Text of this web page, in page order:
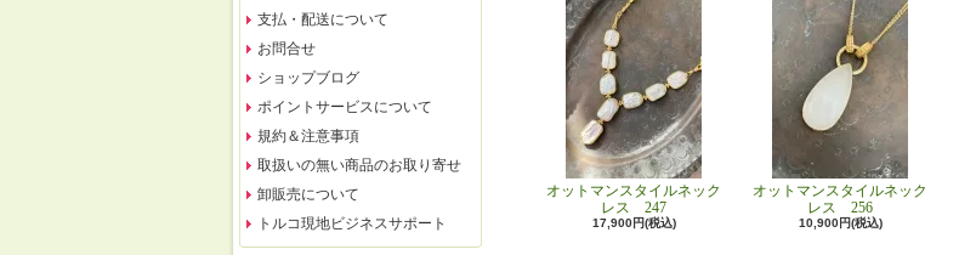
支払・配送について
お問合せ
ショップブログ
ポイントサービスについて
規約＆注意事項
取扱いの無い商品のお取り寄せ
卸販売について
トルコ現地ビジネスサポート
オットマンスタイルネック
レス 247
17,900円(税込)
オットマンスタイルネック
レス 256
10,900円(税込)